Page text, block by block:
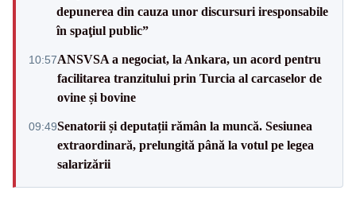
depunerea din cauza unor discursuri iresponsabile
în spaţiul public”
10:57ANSVSA a negociat, la Ankara, un acord pentru
facilitarea tranzitului prin Turcia al carcaselor de
ovine și bovine
09:49Senatorii și deputații rămân la muncă. Sesiunea
extraordinară, prelungită până la votul pe legea
salarizării